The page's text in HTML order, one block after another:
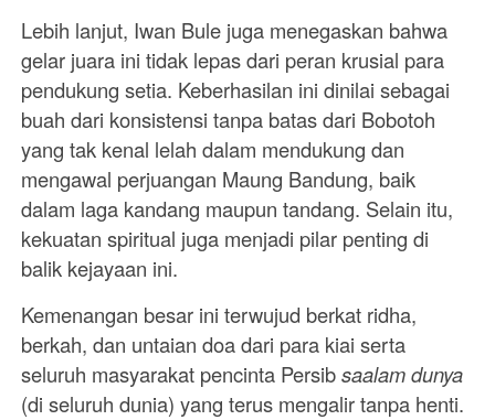
Lebih lanjut, Iwan Bule juga menegaskan bahwa
gelar juara ini tidak lepas dari peran krusial para
pendukung setia. Keberhasilan ini dinilai sebagai
buah dari konsistensi tanpa batas dari Bobotoh
yang tak kenal lelah dalam mendukung dan
mengawal perjuangan Maung Bandung, baik
dalam laga kandang maupun tandang. Selain itu,
kekuatan spiritual juga menjadi pilar penting di
balik kejayaan ini.
Kemenangan besar ini terwujud berkat ridha,
berkah, dan untaian doa dari para kiai serta
seluruh masyarakat pencinta Persibsaalam dunya
(di seluruh dunia) yang terus mengalir tanpa henti.